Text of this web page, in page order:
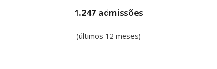
1.247 admissões
(últimos 12 meses)